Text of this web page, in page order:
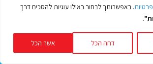
. באפשרותך לבחור באילו עוגיות להסכים דרך
.
דחה הכל אשר הכל
חוויה עוצמתית, מרגשת, מאחדת ומופלאה
סרטון סיום מרוץ רעננה שלי– כמה